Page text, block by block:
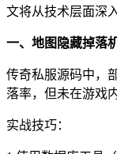
文将从技术层面深
一、地图隐藏掉落
传奇私服源码中，
落率，但未在游戏
实战技巧：